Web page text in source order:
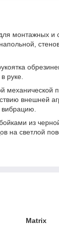
монтажных и
руке.
механической
внешней
из
на светлой
Matrix